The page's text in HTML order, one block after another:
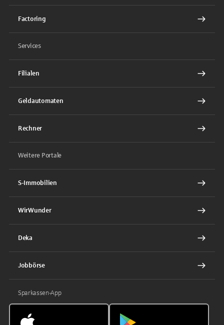
Factoring
Services
Filialen
Geldautomaten
Rechner
Weitere Portale
S-Immobilien
WirWunder
Deka
Jobbörse
Sparkassen-App